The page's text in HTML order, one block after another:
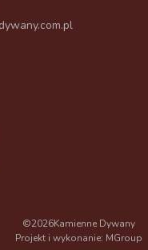
©2026Kamienne Dywany
Projekt i wykonanie: MGroup